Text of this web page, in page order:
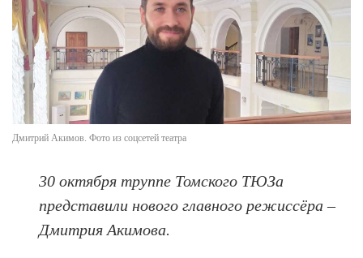
Дмитрий Акимов. Фото из соцсетей театра
30 октября труппе Томского ТЮЗа
представили нового главного режиссёра –
Дмитрия Акимова.